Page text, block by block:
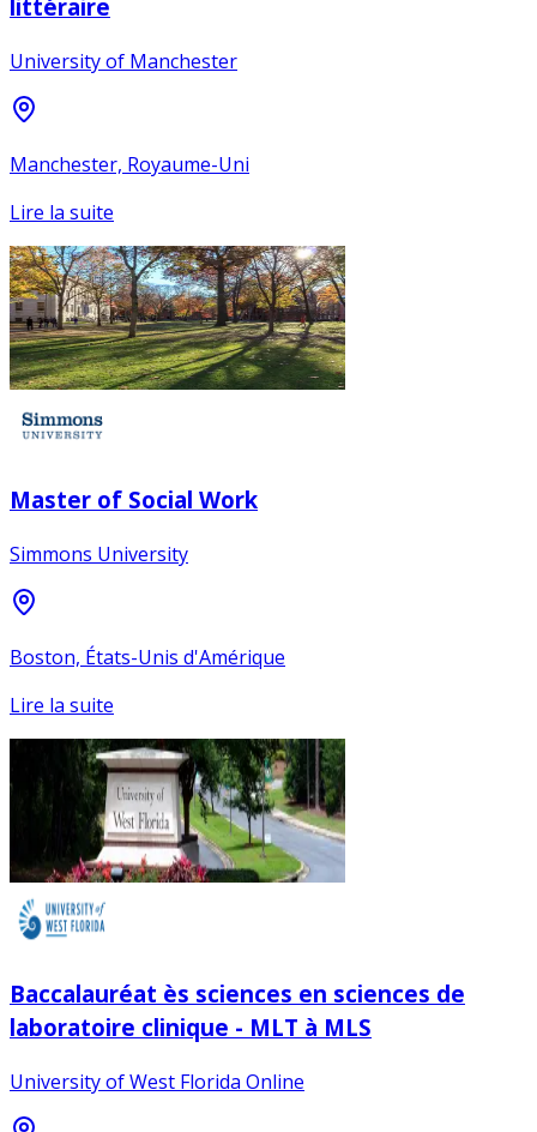
littéraire
University of Manchester
Manchester, Royaume-Uni
Lire la suite
Master of Social Work
Simmons University
Boston, États-Unis d'Amérique
Lire la suite
Baccalauréat ès sciences en sciences de
laboratoire clinique - MLT à MLS
University of West Florida Online